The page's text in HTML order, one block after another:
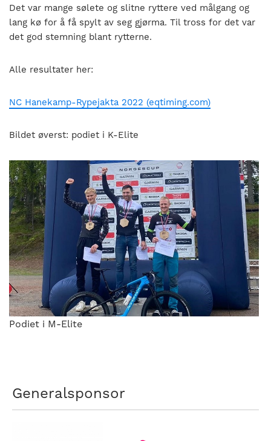
Det var mange sølete og slitne ryttere ved målgang og
lang kø for å få spylt av seg gjørma. Til tross for det var
det god stemning blant rytterne.
Alle resultater her:
NC Hanekamp-Rypejakta 2022 (eqtiming.com)
Bildet øverst: podiet i K-Elite
Podiet i M-Elite
Generalsponsor